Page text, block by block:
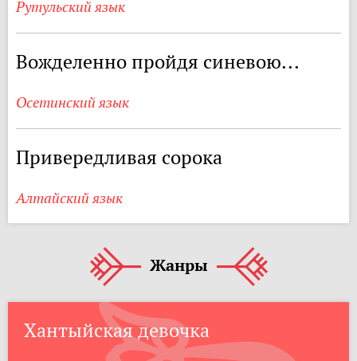
Рутульский язык
Вожделенно пройдя синевою...
Осетинский язык
Привередливая сорока
Алтайский язык
Жанры
Хантыйская девочка